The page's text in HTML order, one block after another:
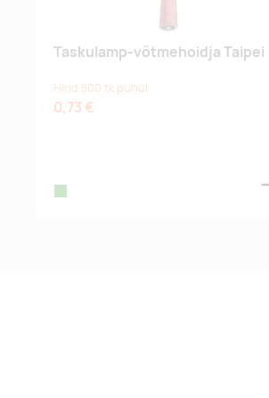
Taskulamp-võtmehoidja Taipei
Hind 500 tk puhul
0,73 €